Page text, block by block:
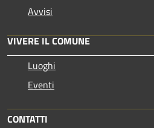
Avvisi
VIVERE IL COMUNE
Luoghi
Eventi
CONTATTI